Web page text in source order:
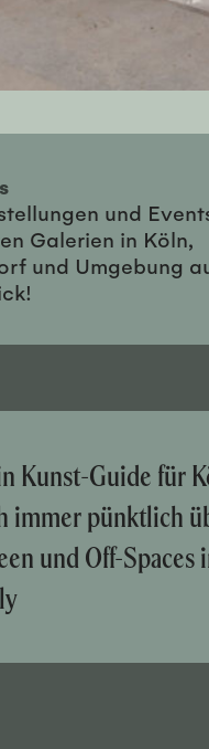
und
Galerien in Köln,
und Umgebung
Kunst-Guide für
pünktlich
und Off-